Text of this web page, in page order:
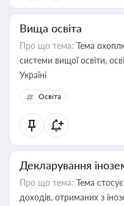
Вища освіта
Про що тема: Тема
системи вищої освіти,
Україні
Освіта
Декларування
Про що тема: Тема
доходів, отриманих з